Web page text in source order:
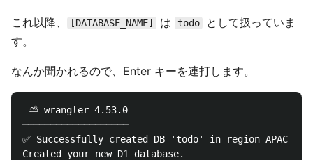
これ以降、 [DATABASE_NAME] は todo
として扱っていま
す。
なんか聞かれるので、Enter キーを連打します。
⛅️ wrangler 4.53.0
───────────────────
✅ Successfully created DB 'todo' in region APAC
Created your new D1 database.